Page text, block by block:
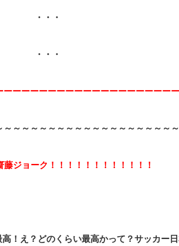
・・・
・・・
ーーーーーーーーーーーーーーーーーー
～～～～～～～～～～～～～～～～～～
藤ジョーク！！！！！！！！！！！！
！え？どのくらい最高かって？サッカー